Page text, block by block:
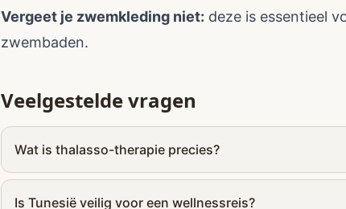
Vergeet je zwemkleding niet: deze is essentieel
zwembaden.
Veelgestelde vragen
Wat is thalasso-therapie precies?
Is Tunesië veilig voor een wellnessreis?